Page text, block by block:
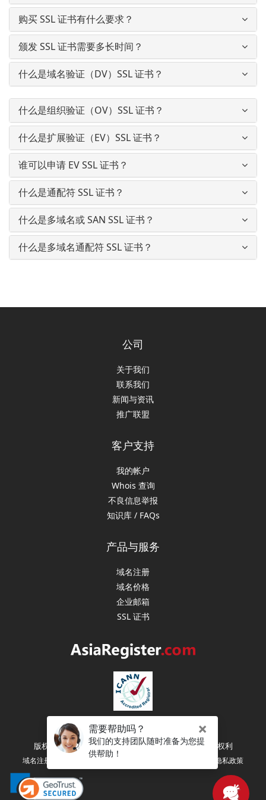
购买 SSL 证书有什么要求？
颁发 SSL 证书需要多长时间？
什么是域名验证（DV）SSL 证书？
什么是组织验证（OV）SSL 证书？
什么是扩展验证（EV）SSL 证书？
谁可以申请 EV SSL 证书？
什么是通配符 SSL 证书？
什么是多域名或 SAN SSL 证书？
什么是多域名通配符 SSL 证书？
公司
关于我们
联系我们
新闻与资讯
推广联盟
客户支持
我的帐户
Whois 查询
不良信息举报
知识库 / FAQs
产品与服务
域名注册
域名价格
企业邮箱
SSL 证书
版权所有 (C) 2003-2026 亚洲注册（新加坡） 保留所有权利
域名注册协议 注册人权利和义务 隐私政策